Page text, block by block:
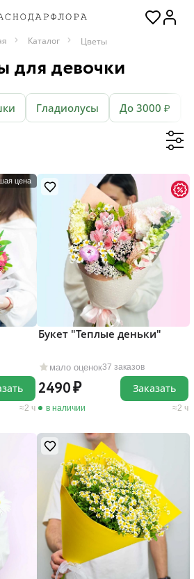
Каталог Цветы
для девочки
Гладиолусы До 3000 ₽
цена
2 ч
мало оценок37 заказов
Букет "Теплые деньки"
2490
в наличии 2 ч
Заказать